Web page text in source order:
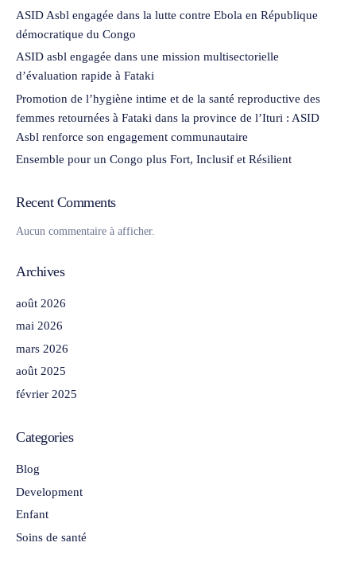
ASID Asbl engagée dans la lutte contre Ebola en République
démocratique du Congo
ASID asbl engagée dans une mission multisectorielle
d’évaluation rapide à Fataki
Promotion de l’hygiène intime et de la santé reproductive des
femmes retournées à Fataki dans la province de l’Ituri : ASID
Asbl renforce son engagement communautaire
Ensemble pour un Congo plus Fort, Inclusif et Résilient
Recent Comments
Aucun commentaire à afficher.
Archives
août 2026
mai 2026
mars 2026
août 2025
février 2025
Categories
Blog
Development
Enfant
Soins de santé